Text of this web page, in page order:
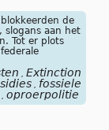
de
slogans aan het
Tot er plots
, Extinction
, fossiele
, oproerpolitie